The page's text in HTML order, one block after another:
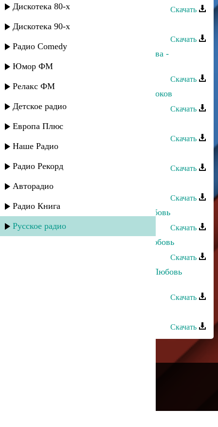
Дискотека 80-х
Дискотека 90-х
Радио Comedy
Юмор ФМ
Релакс ФМ
Детское радио
Европа Плюс
Наше Радио
Радио Рекорд
Авторадио
Радио Книга
Русское радио
Скачать
Патимат Гасанова - Пламя души
Скачать
Ахмед Ахмедов и Нуриана Каллаева -
Спасибо за любовь
Скачать
Патимат Кагирова - Матерям пророков
Скачать
Хава Курбанова - Акушинка
Скачать
Патимат Абдусаламова - Где ты
Скачать
Патимат Магомедова - Верю
Скачать
Марианна Курлинская - Права любовь
Скачать
Марианна Курлинская - Первая любовь
Скачать
Хасбулат Рахманов и Марианна - Любовь
Скачать
Скачать